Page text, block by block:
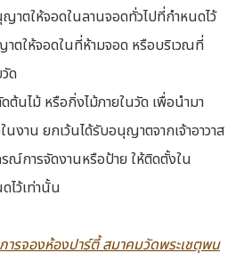
าตให้จอดในลานจอดทั่วไปที่กำหนดไว้
ตให้จอดในที่ห้ามจอด หรือบริเวณที่
ด
ต้นไม้ หรือกิ่งไม้ภายในวัด เพื่อนำมา
งาน ยกเว้นได้รับอนุญาตจากเจ้าอาวาส
ณ์การจัดงานหรือป้าย ให้ติดตั้งใน
ไว้เท่านั้น
รจองห้องปาร์ตี้ สมาคมวัดพระเชตุพน